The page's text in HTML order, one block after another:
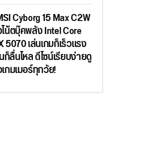
Cyborg 15 Max C2W
น้ตบุ๊คพลัง Intel Core
5070 เล่นเกมก็เร็วแรง
ลื่นไหล ดีไซน์เรียบง่ายดู
กมเมอร์ทุกวัย!